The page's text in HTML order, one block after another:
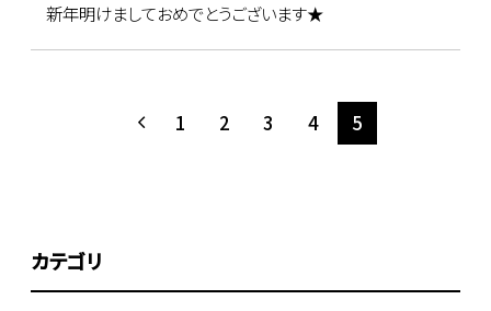
新年明けましておめでとうございます★
1 2 3 4 5
カテゴリ